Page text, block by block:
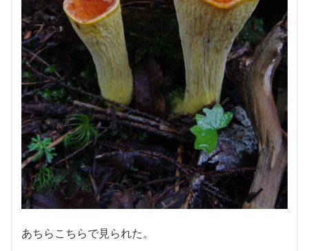
あちらこちらで見られた。